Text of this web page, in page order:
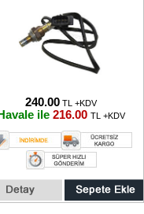
240.00 TL +KDV
Havale ile 216.00 TL +KDV